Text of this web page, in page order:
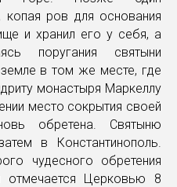
копая ров для основания
и хранил его у себя, а
поругания святыни
в том же месте, где
монастыря Маркеллу
место сокрытия своей
обретена. Святыню
в Константинополь.
чудесного обретения
отмечается Церковью 8